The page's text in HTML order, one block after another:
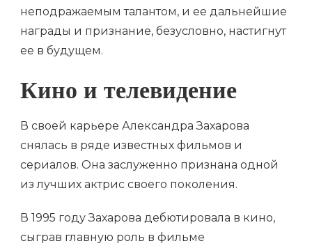
неподражаемым талантом, и ее дальнейшие
награды и признание, безусловно, настигнут
ее в будущем.
Кино и телевидение
В своей карьере Александра Захарова
снялась в ряде известных фильмов и
сериалов. Она заслуженно признана одной
из лучших актрис своего поколения.
В 1995 году Захарова дебютировала в кино,
сыграв главную роль в фильме